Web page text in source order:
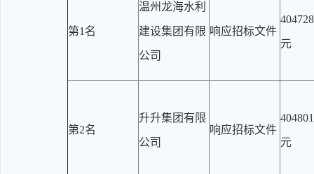
第1名
温州龙海水利
建设集团有限
公司
响应招标文件
元
第2名
升升集团有限
公司
响应招标文件
元